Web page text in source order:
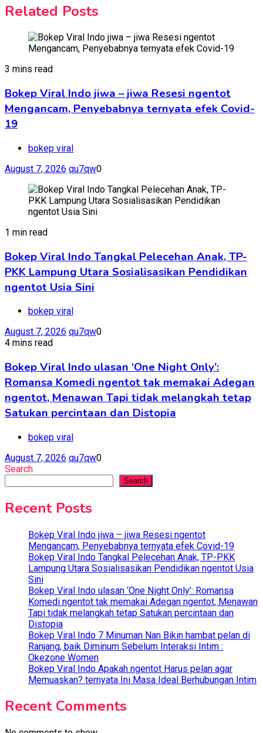
Related Posts
3 mins read
Bokep Viral Indo jiwa – jiwa Resesi ngentot
Mengancam, Penyebabnya ternyata efek Covid-
19
bokep viral
August 7, 2026 qu7qw0
1 min read
Bokep Viral Indo Tangkal Pelecehan Anak, TP-
PKK Lampung Utara Sosialisasikan Pendidikan
ngentot Usia Sini
bokep viral
August 7, 2026 qu7qw0
4 mins read
Bokep Viral Indo ulasan ‘One Night Only’:
Romansa Komedi ngentot tak memakai Adegan
ngentot, Menawan Tapi tidak melangkah tetap
Satukan percintaan dan Distopia
bokep viral
August 7, 2026 qu7qw0
Search
Search
Recent Posts
Bokep Viral Indo jiwa – jiwa Resesi ngentot
Mengancam, Penyebabnya ternyata efek Covid-19
Bokep Viral Indo Tangkal Pelecehan Anak, TP-PKK
Lampung Utara Sosialisasikan Pendidikan ngentot Usia
Sini
Bokep Viral Indo ulasan ‘One Night Only’: Romansa
Komedi ngentot tak memakai Adegan ngentot, Menawan
Tapi tidak melangkah tetap Satukan percintaan dan
Distopia
Bokep Viral Indo 7 Minuman Nan Bikin hambat pelan di
Ranjang, baik Diminum Sebelum Interaksi Intim :
Okezone Women
Bokep Viral Indo Apakah ngentot Harus pelan agar
Memuaskan? ternyata Ini Masa Ideal Berhubungan Intim
Recent Comments